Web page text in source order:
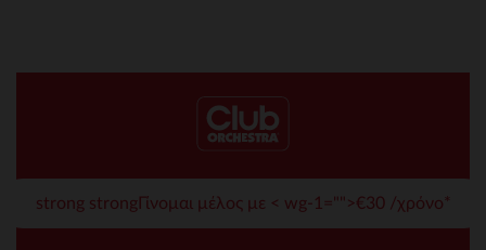
strong strongΓίνομαι μέλος με < wg-1="">€30 /χρόνο*